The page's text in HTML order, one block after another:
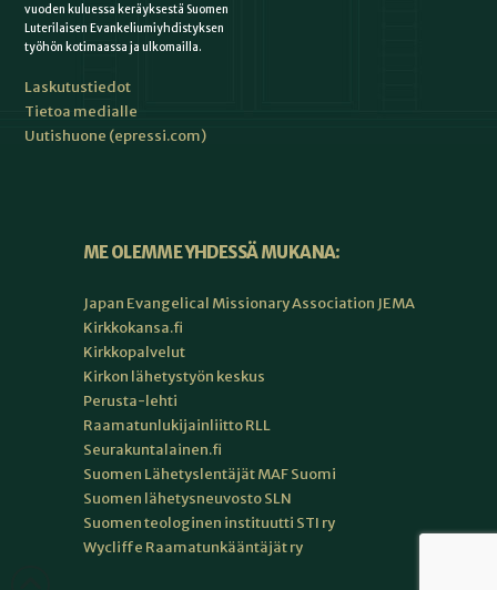
vuoden kuluessa keräyksestä Suomen
Luterilaisen Evankeliumiyhdistyksen
työhön kotimaassa ja ulkomailla.
Laskutustiedot
Tietoa medialle
Uutishuone (epressi.com)
ME OLEMME YHDESSÄ MUKANA:
Japan Evangelical Missionary Association JEMA
Kirkkokansa.fi
Kirkkopalvelut
Kirkon lähetystyön keskus
Perusta-lehti
Raamatunlukijainliitto RLL
Seurakuntalainen.fi
Suomen Lähetyslentäjät MAF Suomi
Suomen lähetysneuvosto SLN
Suomen teologinen instituutti STI ry
Wycliffe Raamatunkääntäjät ry